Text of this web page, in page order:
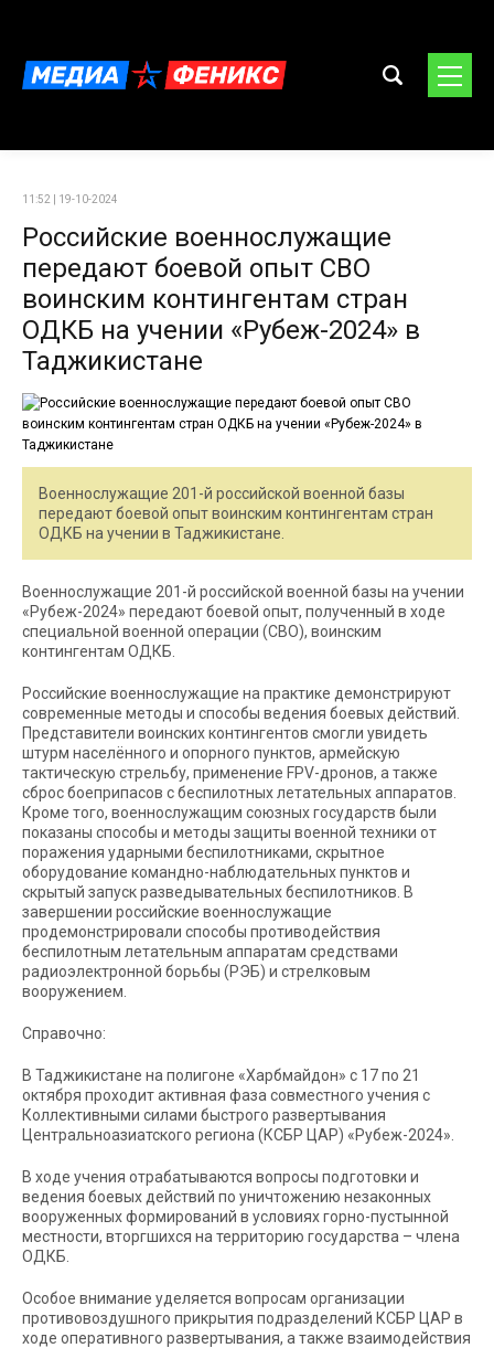
11:52 | 19-10-2024
Российские военнослужащие
передают боевой опыт СВО
воинским контингентам стран
ОДКБ на учении «Рубеж-2024» в
Таджикистане
Военнослужащие 201-й российской военной базы
передают боевой опыт воинским контингентам стран
ОДКБ на учении в Таджикистане.
Военнослужащие 201-й российской военной базы на учении
«Рубеж-2024» передают боевой опыт, полученный в ходе
специальной военной операции (СВО), воинским
контингентам ОДКБ.
Российские военнослужащие на практике демонстрируют
современные методы и способы ведения боевых действий.
Представители воинских контингентов смогли увидеть
штурм населённого и опорного пунктов, армейскую
тактическую стрельбу, применение FPV-дронов, а также
сброс боеприпасов с беспилотных летательных аппаратов.
Кроме того, военнослужащим союзных государств были
показаны способы и методы защиты военной техники от
поражения ударными беспилотниками, скрытное
оборудование командно-наблюдательных пунктов и
скрытый запуск разведывательных беспилотников. В
завершении российские военнослужащие
продемонстрировали способы противодействия
беспилотным летательным аппаратам средствами
радиоэлектронной борьбы (РЭБ) и стрелковым
вооружением.
Справочно:
В Таджикистане на полигоне «Харбмайдон» с 17 по 21
октября проходит активная фаза совместного учения с
Коллективными силами быстрого развертывания
Центральноазиатского региона (КСБР ЦАР) «Рубеж-2024».
В ходе учения отрабатываются вопросы подготовки и
ведения боевых действий по уничтожению незаконных
вооруженных формирований в условиях горно-пустынной
местности, вторгшихся на территорию государства – члена
ОДКБ.
Особое внимание уделяется вопросам организации
противовоздушного прикрытия подразделений КСБР ЦАР в
ходе оперативного развертывания, а также взаимодействия